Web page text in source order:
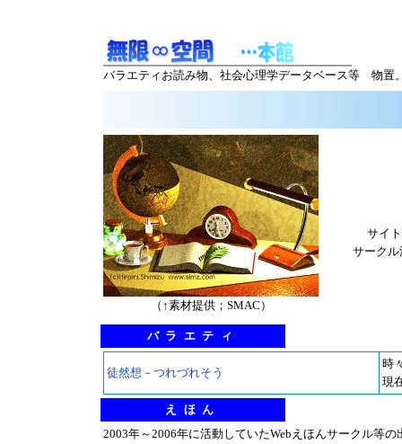
バラエティお読み物、社会心理学データベース等 物置
（↑素材提供；SMAC）
サイ
サーク
バラエティ
徒然想－つれづれそう
時
現
えほん
2003年～2006年に活動していたWebえほんサークル等